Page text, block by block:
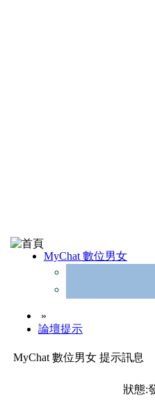
MyChat 數位男女
»
論壇提示
MyChat 數位男女 提示訊息
狀態: